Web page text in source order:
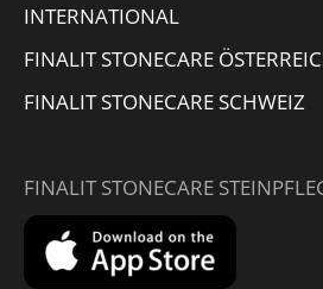
INTERNATIONAL
FINALIT STONECARE
FINALIT STONECARE SCHWEIZ
FINALIT STONECARE